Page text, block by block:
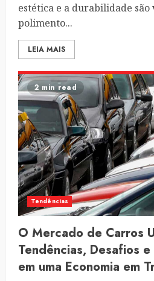
estética e a durabilidade são
polimento...
LEIA MAIS
2 min read
Tendências
O Mercado de Carros
Tendências, Desafios
em uma Economia em